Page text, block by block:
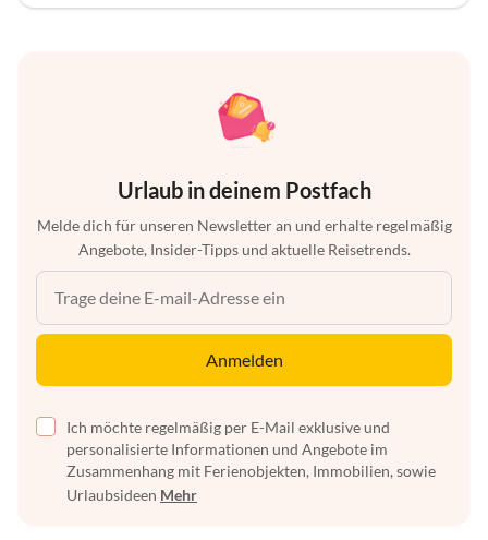
Urlaub in deinem Postfach
Melde dich für unseren Newsletter an und erhalte regelmäßig
Angebote, Insider-Tipps und aktuelle Reisetrends.
Anmelden
Ich möchte regelmäßig per E-Mail exklusive und
personalisierte Informationen und Angebote im
Zusammenhang mit Ferienobjekten, Immobilien, sowie
Urlaubsideen Mehr